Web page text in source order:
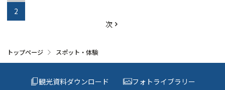
トップページ スポット・体験
2
次
観光資料ダウンロード
フォトライブラリー